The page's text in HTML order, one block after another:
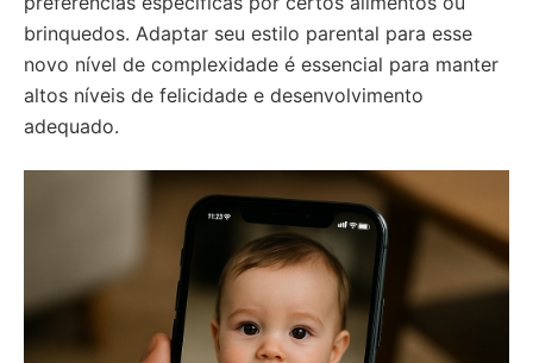
brinquedos. Adaptar seu estilo parental para esse
novo nível de complexidade é essencial para manter
altos níveis de felicidade e desenvolvimento
adequado.